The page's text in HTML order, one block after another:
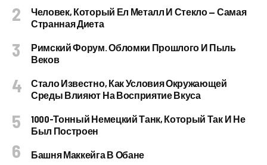
Человек, Который Ел Металл И Стекло — Самая
Странная Диета
Римский Форум. Обломки Прошлого И Пыль
Веков
Стало Известно, Как Условия Окружающей
Среды Влияют На Восприятие Вкуса
1000-Тонный Немецкий Танк, Который Так И Не
Был Построен
Башня Маккейга В Обане